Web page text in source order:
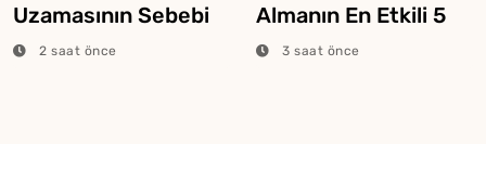
Uzamasının Sebebi
Yanlış Maya
2 saat önce
Almanın En Etkili 5
Taktiği
3 saat önce